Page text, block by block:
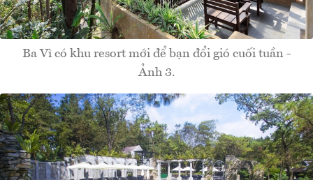
Ba Vì có khu resort mới để bạn đổi gió cuối tuần -
Ảnh 3.